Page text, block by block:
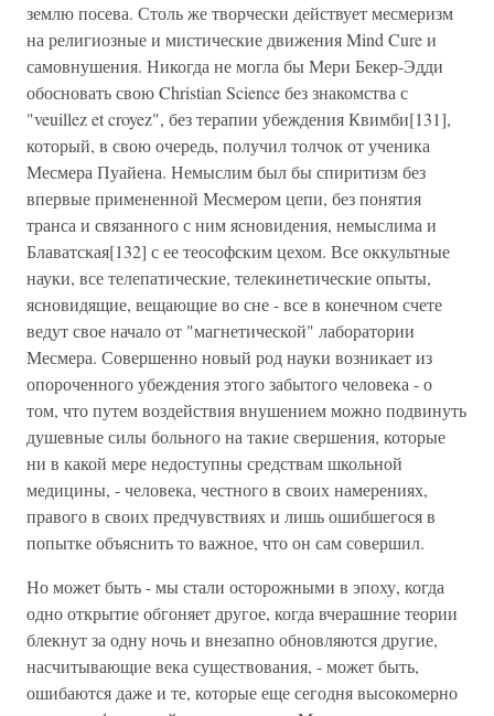
землю посева. Столь же творчески действует месмеризм
на религиозные и мистические движения Mind Cure и
самовнушения. Никогда не могла бы Мери Бекер-Эдди
обосновать свою Christian Science без знакомства с
"veuillez et croyez", без терапии убеждения Квимби[131],
который, в свою очередь, получил толчок от ученика
Месмера Пуайена. Немыслим был бы спиритизм без
впервые примененной Месмером цепи, без понятия
транса и связанного с ним ясновидения, немыслима и
Блаватская[132] с ее теософским цехом. Все оккультные
науки, все телепатические, телекинетические опыты,
ясновидящие, вещающие во сне - все в конечном счете
ведут свое начало от "магнетической" лаборатории
Месмера. Совершенно новый род науки возникает из
опороченного убеждения этого забытого человека - о
том, что путем воздействия внушением можно подвинуть
душевные силы больного на такие свершения, которые
ни в какой мере недоступны средствам школьной
медицины, - человека, честного в своих намерениях,
правого в своих предчувствиях и лишь ошибшегося в
попытке объяснить то важное, что он сам совершил.
Но может быть - мы стали осторожными в эпоху, когда
одно открытие обгоняет другое, когда вчерашние теории
блекнут за одну ночь и внезапно обновляются другие,
насчитывающие века существования, - может быть,
ошибаются даже и те, которые еще сегодня высокомерно